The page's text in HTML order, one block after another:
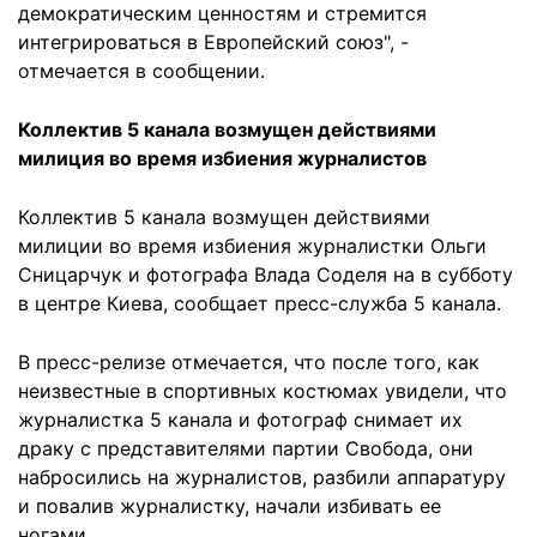
демократическим ценностям и стремится
интегрироваться в Европейский союз", -
отмечается в сообщении.
Коллектив 5 канала возмущен действиями
милиция во время избиения журналистов
Коллектив 5 канала возмущен действиями
милиции во время избиения журналистки Ольги
Сницарчук и фотографа Влада Соделя на в субботу
в центре Киева, сообщает пресс-служба 5 канала.
В пресс-релизе отмечается, что после того, как
неизвестные в спортивных костюмах увидели, что
журналистка 5 канала и фотограф снимает их
драку с представителями партии Свобода, они
набросились на журналистов, разбили аппаратуру
и повалив журналистку, начали избивать ее